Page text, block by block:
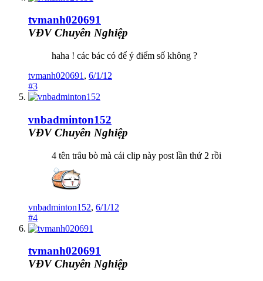
tvmanh020691
VĐV Chuyên Nghiệp
haha ! các bác có để ý điểm số không ?
tvmanh020691 , 6/1/12
#3
vnbadminton152
VĐV Chuyên Nghiệp
4 tên trâu bò mà cái clip này post lần thứ 2 rồi
vnbadminton152, 6/1/12
#4
tvmanh020691
VĐV Chuyên Nghiệp